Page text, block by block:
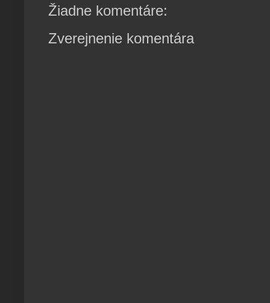
Žiadne komentáre:
Zverejnenie komentára